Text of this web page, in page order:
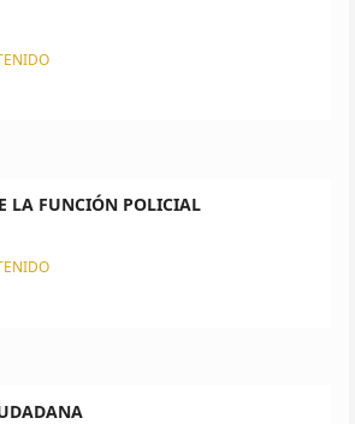
LA FUNCIÓN POLICIAL